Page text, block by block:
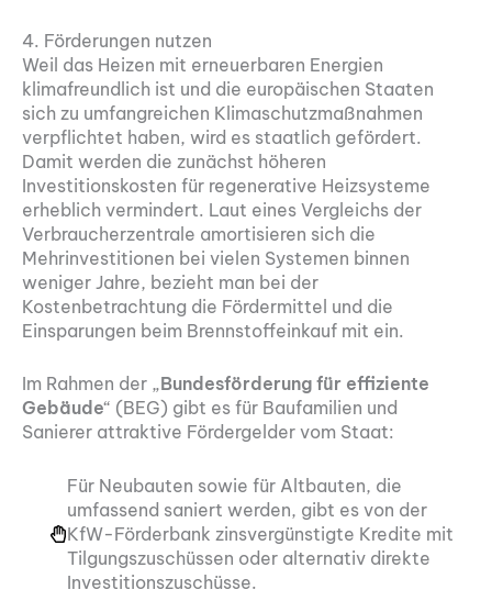
4. Förderungen nutzen
Weil das Heizen mit erneuerbaren Energien
klimafreundlich ist und die europäischen Staaten
sich zu umfangreichen Klimaschutzmaßnahmen
verpflichtet haben, wird es staatlich gefördert.
Damit werden die zunächst höheren
Investitionskosten für regenerative Heizsysteme
erheblich vermindert. Laut eines Vergleichs der
Verbraucherzentrale amortisieren sich die
Mehrinvestitionen bei vielen Systemen binnen
weniger Jahre, bezieht man bei der
Kostenbetrachtung die Fördermittel und die
Einsparungen beim Brennstoffeinkauf mit ein.
Im Rahmen der „Bundesförderung für effiziente
Gebäude“ (BEG) gibt es für Baufamilien und
Sanierer attraktive Fördergelder vom Staat:
Für Neubauten sowie für Altbauten, die
umfassend saniert werden, gibt es von der
KfW-Förderbank zinsvergünstigte Kredite mit
Tilgungszuschüssen oder alternativ direkte
Investitionszuschüsse.